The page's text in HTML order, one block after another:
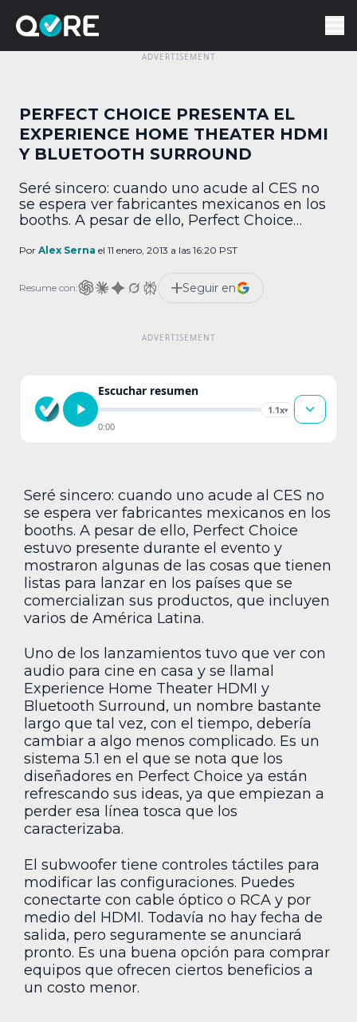
PERFECT CHOICE PRESENTA EL
EXPERIENCE HOME THEATER HDMI
Y BLUETOOTH SURROUND
Seré sincero: cuando uno acude al CES no
se espera ver fabricantes mexicanos en los
booths. A pesar de ello, Perfect Choice
mostraron algunas de las cosas que tienen
comercializan sus productos, que incluyen
varios de América Latina. Uno de los […]
Por Alex Serna el 11 enero, 2013 a las 16:20 PST
Resume con: Seguir en
Escuchar resumen
1.1x▾
0:00
Seré sincero: cuando uno acude al CES no
se espera ver fabricantes mexicanos en los
booths. A pesar de ello, Perfect Choice
estuvo presente durante el evento y
mostraron algunas de las cosas que tienen
listas para lanzar en los países que se
comercializan sus productos, que incluyen
varios de América Latina.
Uno de los lanzamientos tuvo que ver con
audio para cine en casa y se llamal
Experience Home Theater HDMI y
Bluetooth Surround, un nombre bastante
largo que tal vez, con el tiempo, debería
cambiar a algo menos complicado. Es un
sistema 5.1 en el que se nota que los
diseñadores en Perfect Choice ya están
refrescando sus ideas, ya que empiezan a
perder esa línea tosca que los
caracterizaba.
El subwoofer tiene controles táctiles para
modificar las configuraciones. Puedes
conectarte con cable óptico o RCA y por
medio del HDMI. Todavía no hay fecha de
salida, pero seguramente se anunciará
pronto. Es una buena opción para comprar
equipos que ofrecen ciertos beneficios a
un costo menor.